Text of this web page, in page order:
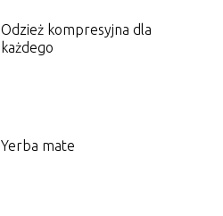
Odzież kompresyjna dla
każdego
Yerba mate